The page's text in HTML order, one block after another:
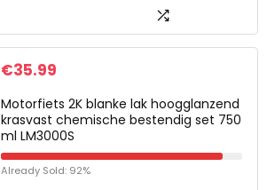
€35.99
Motorfiets 2K blanke lak hoogglanzend
krasvast chemische bestendig set 750
ml LM3000S
Already Sold: 92%